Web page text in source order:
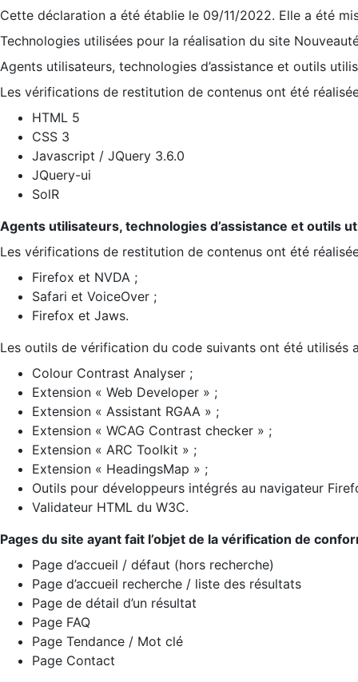
Cette déclaration a été établie le 09/11/2022. Elle a été
Technologies utilisées pour la réalisation du site
Agents utilisateurs, technologies d’assistance et outils
Les vérifications de restitution de contenus ont été
HTML 5
CSS 3
Javascript / JQuery 3.6.0
JQuery-ui
SolR
Agents utilisateurs, technologies d’assistance et outils
Les vérifications de restitution de contenus ont été
Firefox et NVDA ;
Safari et VoiceOver ;
Firefox et Jaws.
Les outils de vérification du code suivants ont été utilisés
Colour Contrast Analyser ;
Extension « Web Developer » ;
Extension « Assistant RGAA » ;
Extension « WCAG Contrast checker » ;
Extension « ARC Toolkit » ;
Extension « HeadingsMap » ;
Outils pour développeurs intégrés au navigateur
Validateur HTML du W3C.
Pages du site ayant fait l’objet de la vérification de
Page d’accueil / défaut (hors recherche)
Page d’accueil recherche / liste des résultats
Page de détail d’un résultat
Page FAQ
Page Tendance / Mot clé
Page Contact